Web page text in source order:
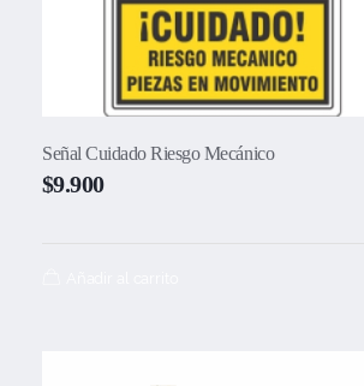
Señal Cuidado Riesgo Mecánico
$9.900